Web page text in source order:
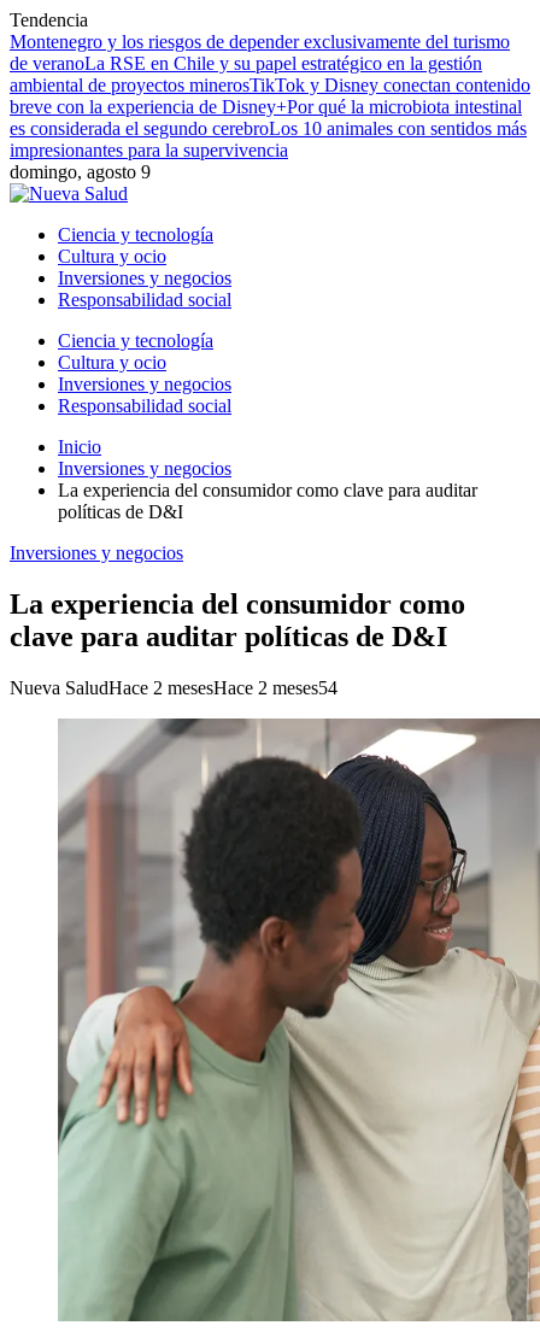
Tendencia
Montenegro y los riesgos de depender exclusivamente del turismo
de veranoLa RSE en Chile y su papel estratégico en la gestión
ambiental de proyectos minerosTikTok y Disney conectan contenido
breve con la experiencia de Disney+Por qué la microbiota intestinal
es considerada el segundo cerebroLos 10 animales con sentidos más
impresionantes para la supervivencia
domingo, agosto 9
Ciencia y tecnología
Cultura y ocio
Inversiones y negocios
Responsabilidad social
Ciencia y tecnología
Cultura y ocio
Inversiones y negocios
Responsabilidad social
Inicio
Inversiones y negocios
La experiencia del consumidor como clave para auditar
políticas de D&I
Inversiones y negocios
La experiencia del consumidor como
clave para auditar políticas de D&I
Nueva SaludHace 2 mesesHace 2 meses54